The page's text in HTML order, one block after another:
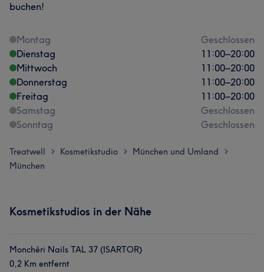
buchen!
Montag
Geschlossen
Dienstag
11:00–20:00
Mittwoch
11:00–20:00
Donnerstag
11:00–20:00
Freitag
11:00–20:00
Samstag
Geschlossen
Sonntag
Geschlossen
Treatwell > Kosmetikstudio > München und Umland >
München
Kosmetikstudios in der Nähe
Monchéri Nails TAL 37 (ISARTOR)
0,2 Km entfernt